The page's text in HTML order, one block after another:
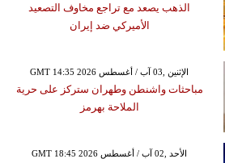
الذهب يصعد مع تراجع مخاوف التصعيد
الأميركي ضد إيران
GMT 14:35 2026 الإثنين ,03 آب / أغسطس
مباحثات واشنطن وطهران ستركز على حرية
الملاحة بهرمز
GMT 18:45 2026 الأحد ,02 آب / أغسطس